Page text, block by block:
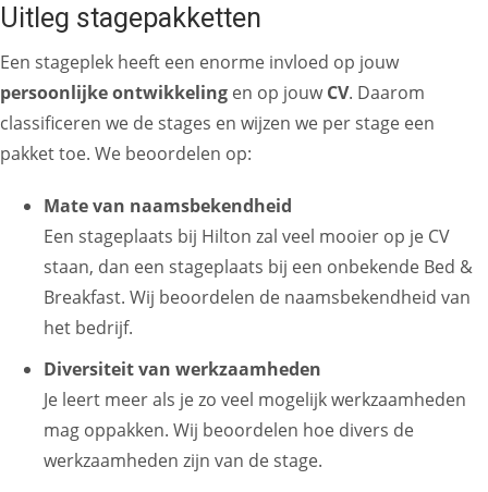
Uitleg stagepakketten
Een stageplek heeft een enorme invloed op jouw
persoonlijke ontwikkeling en op jouwCV. Daarom
classificeren we de stages en wijzen we per stage een
pakket toe. We beoordelen op:
Mate van naamsbekendheid
Een stageplaats bij Hilton zal veel mooier op je CV
staan, dan een stageplaats bij een onbekende Bed &
Breakfast. Wij beoordelen de naamsbekendheid van
het bedrijf.
Diversiteit van werkzaamheden
Je leert meer als je zo veel mogelijk werkzaamheden
mag oppakken. Wij beoordelen hoe divers de
werkzaamheden zijn van de stage.